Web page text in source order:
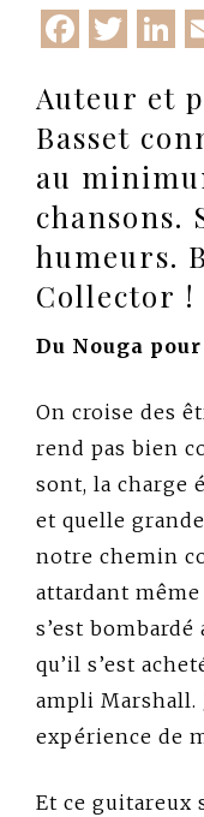
Auteur et
Basset
au
chansons.
humeurs.
Collector !
Du Nouga
On croise des
rend pas bien
sont, la charge
et quelle
notre chemin
attardant
s’est
qu’il s’est
ampli Marshall.
expérience de
Et ce guitareux